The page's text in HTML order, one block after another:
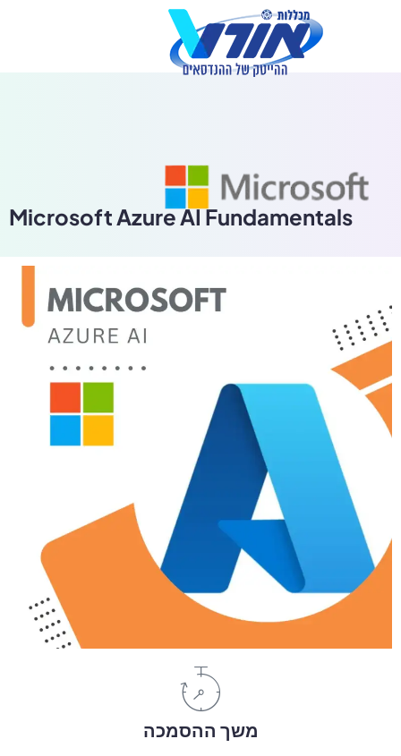
Microsoft Azure AI Fundamentals
משך ההסמכה